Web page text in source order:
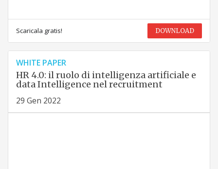
Scaricala gratis! DOWNLOAD
WHITE PAPER
HR 4.0: il ruolo di intelligenza artificiale e
data Intelligence nel recruitment
29 Gen 2022